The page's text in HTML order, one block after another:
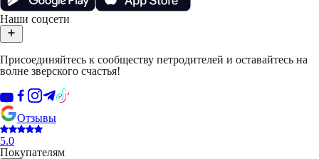
Наши соцсети
Присоединяйтесь к сообществу петродителей и оставайтесь на
волне зверского счастья!
Отзывы
5.0
Покупателям